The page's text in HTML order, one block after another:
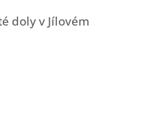
doly v Jílovém